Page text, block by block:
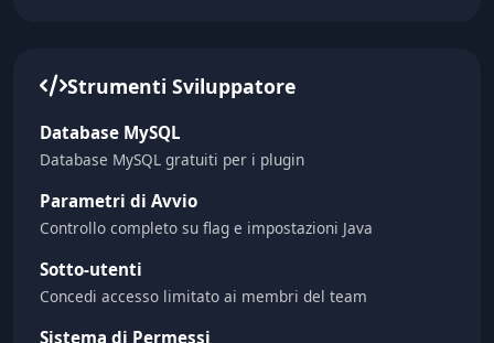
Strumenti Sviluppatore
Database MySQL
Database MySQL gratuiti per i plugin
Parametri di Avvio
Controllo completo su flag e impostazioni Java
Sotto-utenti
Concedi accesso limitato ai membri del team
Sistema di Permessi